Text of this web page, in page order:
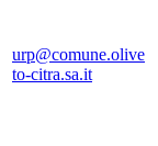
urp@comune.olive
to-citra.sa.it